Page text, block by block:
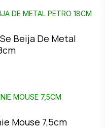
Beija De Metal
Mouse 7,5cm